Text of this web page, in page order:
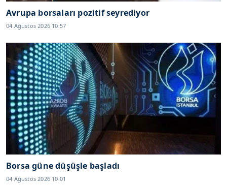
Avrupa borsaları pozitif seyrediyor
04 Ağustos 2026 10:57
Borsa güne düşüşle başladı
04 Ağustos 2026 10:01